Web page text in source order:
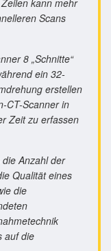
kann mehr
Scans
8 „Schnitte“
ein 32-
erstellen
CT-Scanner in
Zeit zu erfassen
Anzahl der
Qualität eines
die
auf die